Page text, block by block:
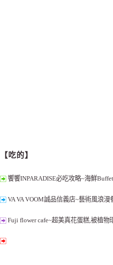
【吃的】
饗饗INPARADISE必吃攻略~海鮮
VA VA VOOM誠品信義店~藝術風浪
Fuji flower cafe~超美真花蛋糕,被植